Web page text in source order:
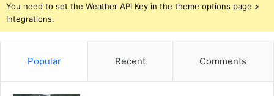
You need to set the Weather API Key in the theme options page >
Integrations.
Popular Recent Comments